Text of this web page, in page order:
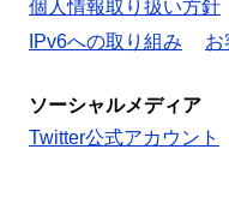
個人情報取り扱い方針
IPv6への取り組み
お
ソーシャルメディア
Twitter公式アカウント